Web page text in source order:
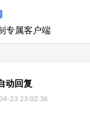
专属客户端
动回复
23 23:02:36